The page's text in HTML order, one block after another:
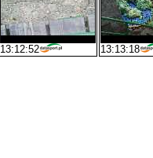
13:12:52 13:13:18